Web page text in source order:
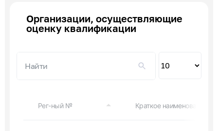
Организации, осуществляющие
оценку квалификации
Рег-ный № Краткое наименование